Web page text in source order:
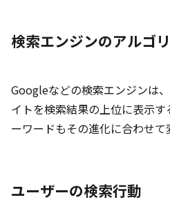
検索エンジンのアルゴ
Googleなどの検索エンジンは
イトを検索結果の上位に表示
ーワードもその進化に合わせて
ユーザーの検索行動